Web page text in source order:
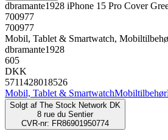
dbramante1928 iPhone 15 Pro Cover
700977
700977
Mobil, Tablet & Smartwatch,
dbramante1928
605
DKK
5711428018526
Mobil, Tablet & SmartwatchMobiltilbehør
Solgt af The Stock Network DK
8 rue du Sentier
CVR-nr: FR86901950774